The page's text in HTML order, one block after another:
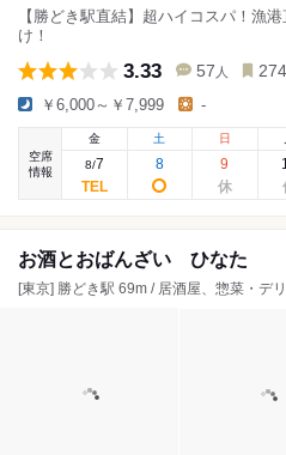
【勝どき駅直結】超ハイコスパ！漁
け！
3.33 57 人
￥6,000～￥7,999 -
空席
情報
金
8/7
土
8
日
9
お酒とおばんざい ひなた
[東京] 勝どき駅 69m / 居酒屋、惣菜・デリ